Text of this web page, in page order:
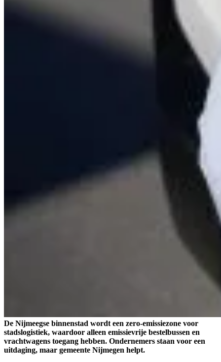
De Nijmeegse binnenstad wordt een zero-emissiezone voor
stadslogistiek, waardoor alleen emissievrije bestelbussen en
vrachtwagens toegang hebben. Ondernemers staan voor een
uitdaging, maar gemeente Nijmegen helpt.